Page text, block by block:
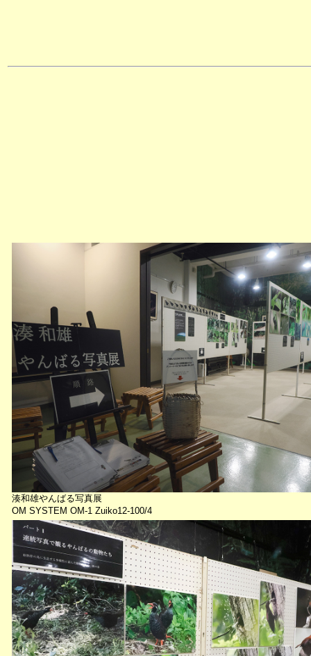
湊和雄やんばる写真展
OM SYSTEM OM-1 Zuiko12-100/4